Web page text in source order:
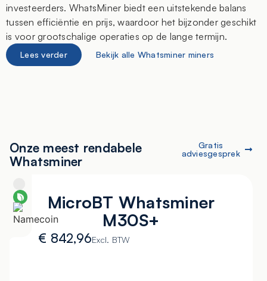
investeerders. WhatsMiner biedt een uitstekende balans
tussen efficiëntie en prijs, waardoor het bijzonder geschikt
is voor grootschalige operaties op de lange termijn.
Lees verder Bekijk alle Whatsminer miners
Onze meest rendabele
Whatsminer
Gratis
adviesgesprek
MicroBT Whatsminer
M30S+
€ 842,96Excl. BTW